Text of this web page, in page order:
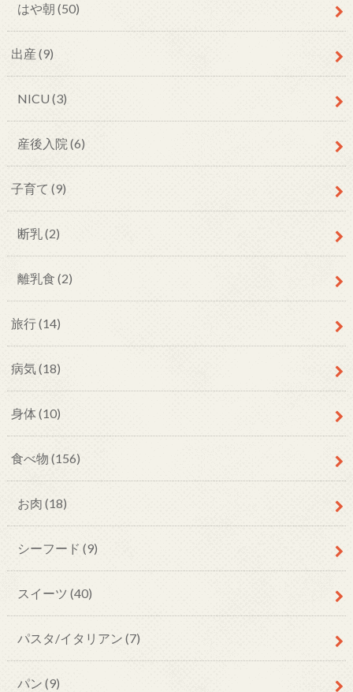
はや朝 (50)
出産 (9)
NICU (3)
産後入院 (6)
子育て (9)
断乳(2)
離乳食 (2)
旅行(14)
病気(18)
身体(10)
食べ物 (156)
お肉 (18)
シーフード (9)
スイーツ (40)
パスタ/イタリアン (7)
パン (9)